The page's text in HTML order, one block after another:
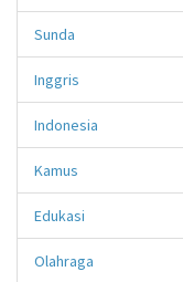
Sunda
Inggris
Indonesia
Kamus
Edukasi
Olahraga